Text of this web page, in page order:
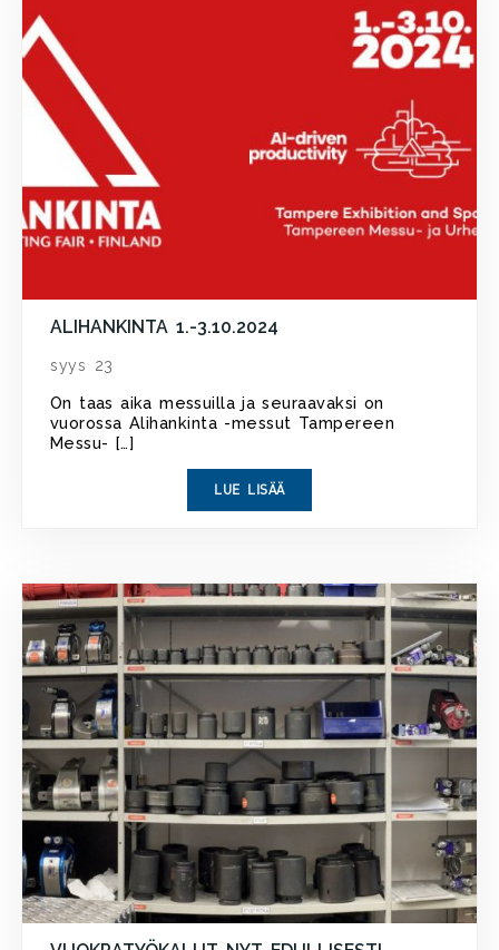
ALIHANKINTA 1.-3.10.2024
syys 23
On taas aika messuilla ja seuraavaksi on
vuorossa Alihankinta -messut Tampereen
Messu- […]
LUE LISÄÄ